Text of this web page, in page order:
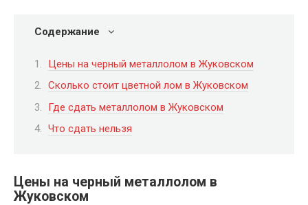
Содержание
Цены на черный металлолом в Жуковском
Сколько стоит цветной лом в Жуковском
Где сдать металлолом в Жуковском
Что сдать нельзя
Цены на черный металлолом в
Жуковском